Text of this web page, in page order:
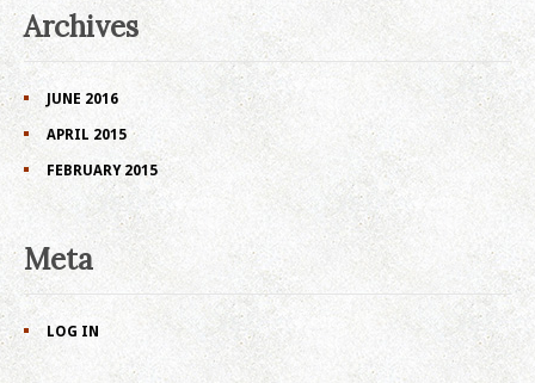
Archives
JUNE 2016
APRIL 2015
FEBRUARY 2015
Meta
LOG IN